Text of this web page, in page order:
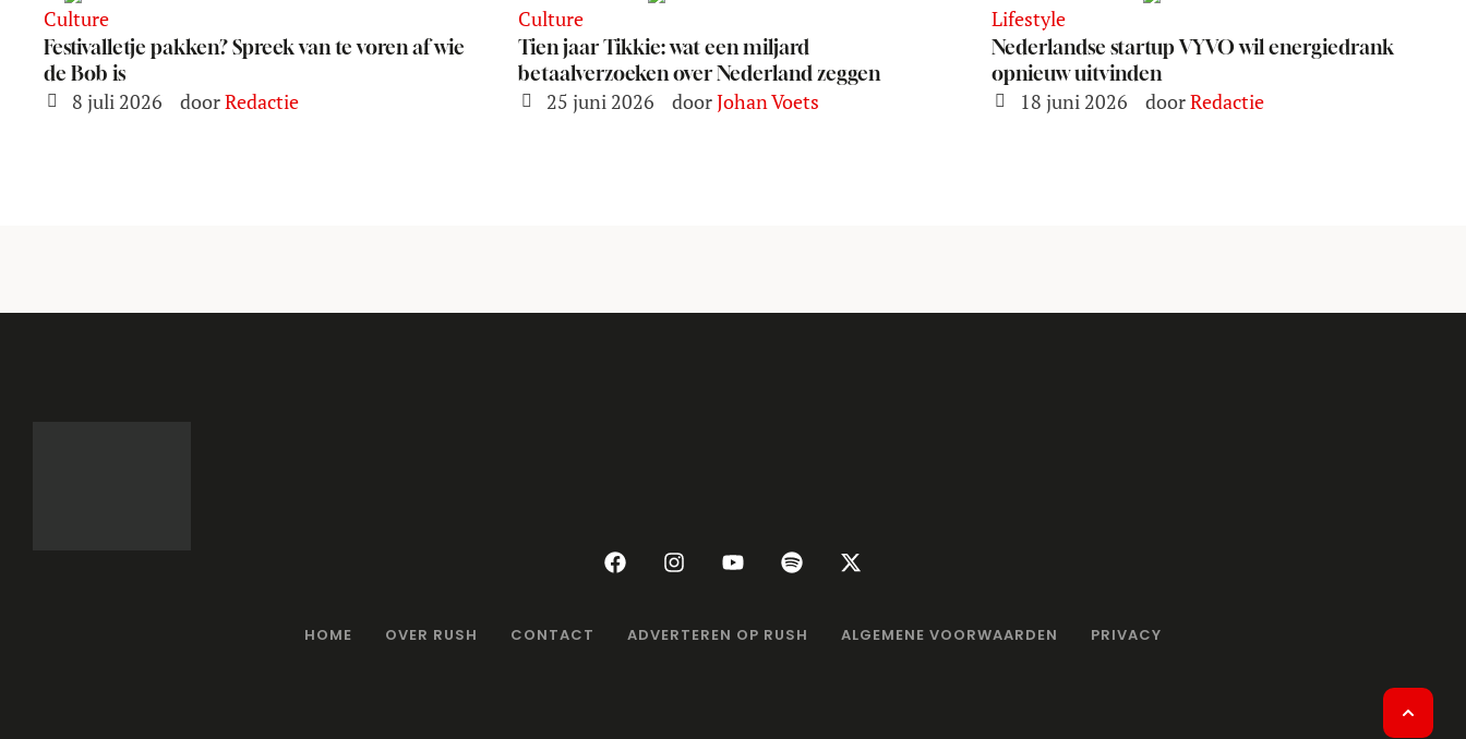
Culture
Festivalletje pakken? Spreek van te voren af wie
de Bob is
8 juli 2026 door Redactie
Culture
Tien jaar Tikkie: wat een miljard
betaalverzoeken over Nederland zeggen
25 juni 2026 door Johan Voets
Lifestyle
Nederlandse startup VYVO wil energiedrank
opnieuw uitvinden
18 juni 2026 door Redactie
HOME OVER RUSH CONTACT ADVERTEREN OP RUSH ALGEMENE VOORWAARDEN PRIVACY